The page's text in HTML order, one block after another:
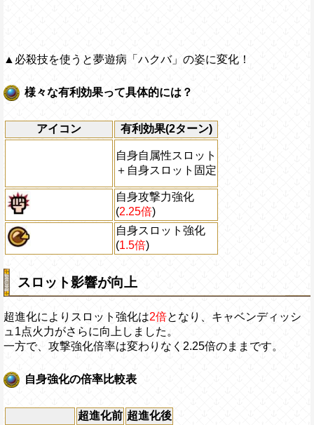
▲必殺技を使うと夢遊病「ハクバ」の姿に変化！
様々な有利効果って具体的には？
アイコン 有利効果(2ターン)
自身自属性スロット
＋自身スロット固定
自身攻撃力強化
(2.25倍)
自身スロット強化
(1.5倍)
スロット影響が向上
超進化によりスロット強化は2倍となり、キャベンディッシ
ュ1点火力がさらに向上しました。
一方で、攻撃強化倍率は変わりなく2.25倍のままです。
自身強化の倍率比較表
超進化前 超進化後